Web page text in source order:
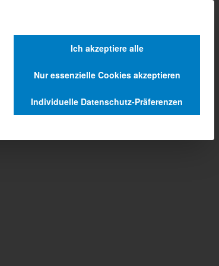
Ich akzeptiere alle
Nur essenzielle Cookies akzeptieren
Individuelle Datenschutz-Präferenzen